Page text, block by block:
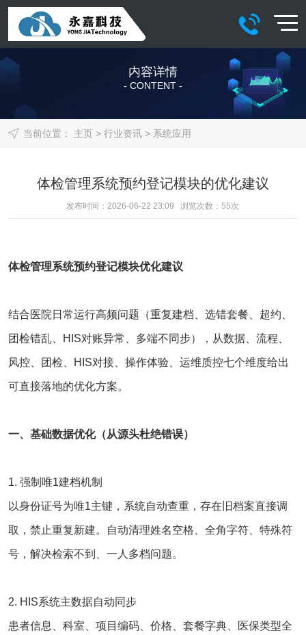
内容详情
- CONTENT -
当前位置： 主页> 行业资讯> 系统应用
体检管理系统预约登记模块的优化建议
发布时间：2026-06-22 23:09 浏览次数：55次
体检管理系统预约登记模块优化建议
结合医院日常运行高频问题（重复建档、选错套餐、超约、
团检错乱、HIS对账异常、多端不同步），从数据、流程、
风控、团检、HIS对接、操作体验、运维质控七个维度给出
可直接落地的优化方案。
一、基础数据优化（从源头杜绝错误）
1. 强制唯1建档机制
以身份证号为唯1主键，系统自动查重，存在旧档案直接调
取，禁止重复新建。自动清理姓名空格、全角字符、特殊符
号，解决检索不到、一人多档问题。
2. HIS系统主数据自动同步
患者信息、科室、项目编码、价格、套餐字典、医保类型全